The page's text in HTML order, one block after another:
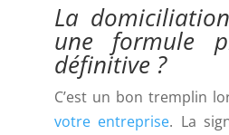
La
une formule
définitive ?
C’est un bon tremplin
votre entreprise. La